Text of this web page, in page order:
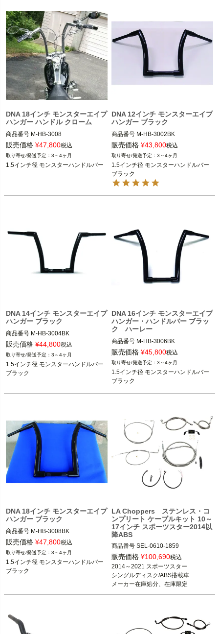
DNA 18インチ モンスターエイプ
ハンガー ハンドル クローム
商品番号 M-HB-3008
スポーツスター、ダイナ、ソフテイ
ル、FLHR、FLTR等
販売価格 ¥47,800税込
3～4ヶ月
1.5インチ径 モンスターハンドルバー
DNA 12インチ モンスターエイプ
ハンガー ブラック
商品番号 M-HB-3002BK
スポーツスター、ダイナ、ソフテイ
ル、FLHR、FLTR等
DNA
販売価格 ¥43,800税込
3～4ヶ月
1.5インチ径 モンスターハンドルバー
ブラック
DNA 14インチ モンスターエイプ
ハンガー ブラック
商品番号 M-HB-3004BK
スポーツスター、ダイナ、ソフテイ
ル、FLHR、FLTR等
販売価格 ¥44,800税込
3～4ヶ月
1.5インチ径 モンスターハンドルバー
ブラック
DNA 16インチ モンスターエイプ
ハンガー・ハンドルバー ブラッ
ク ハーレー
商品番号 M-HB-3006BK
スポーツスター、ダイナ、ソフテイ
ル、FLHR、FLTR等
DNA
販売価格 ¥45,800税込
3～4ヶ月
1.5インチ径 モンスターハンドルバー
ブラック
DNA 18インチ モンスターエイプ
ハンガー ブラック
商品番号 M-HB-3008BK
スポーツスター、ダイナ、ソフテイ
ル、FLHR、FLTR等
販売価格 ¥47,800税込
3～4ヶ月
1.5インチ径 モンスターハンドルバー
ブラック
LA Choppers ステンレス・コ
ンプリート ケーブルキット 10～
17インチ スポーツスター2014以
降ABS
商品番号 SEL-0610-1859
※シングルディスク/ABS搭載車用
※XL1200CX、XL1200Vは不可
LA Choppers（LAチョッパーズ）
販売価格 ¥100,690税込
2014～2021 スポーツスター
シングルディスク/ABS搭載車
メーカー在庫処分、在庫限定